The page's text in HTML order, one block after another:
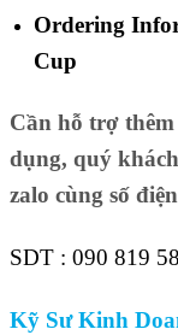
Ordering
Cup
Cần hỗ trợ
dụng, quý
zalo cùng số
SDT : 090 819
Kỹ Sư Kinh